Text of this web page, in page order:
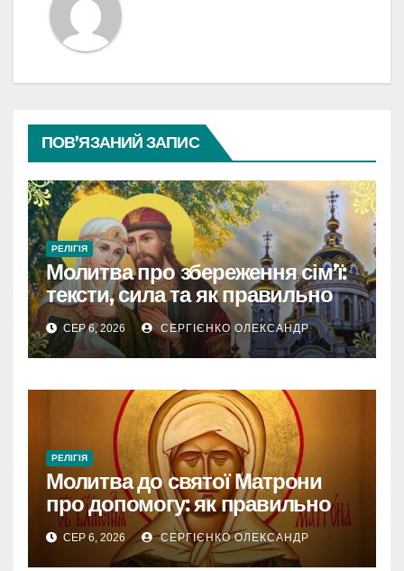
ПОВ’ЯЗАНИЙ ЗАПИС
РЕЛІГІЯ
Молитва про збереження сім’ї:
тексти, сила та як правильно
читати
СЕР 6, 2026 СЕРГІЄНКО ОЛЕКСАНДР
РЕЛІГІЯ
Молитва до святої Матрони
про допомогу: як правильно
звертатися
СЕР 6, 2026 СЕРГІЄНКО ОЛЕКСАНДР